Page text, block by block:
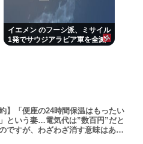
イエメン のフーシ派、ミサイル
1発でサウジアラビア軍を全滅
約】「便座の24時間保温はもったい
という妻…電気代は”数百円”だと
ですが、わざわざ消す意味はある